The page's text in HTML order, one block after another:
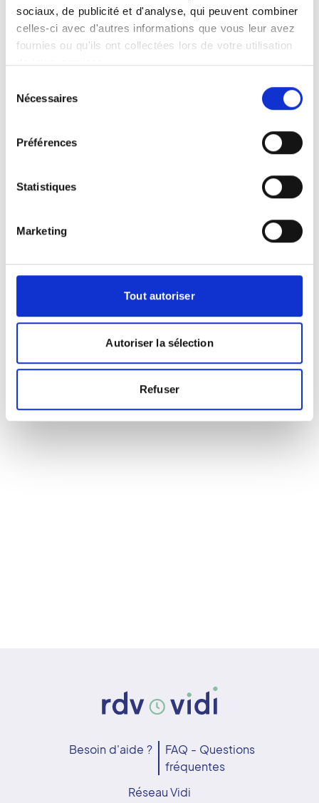
sociaux, de publicité et d'analyse, qui peuvent combiner
celles-ci avec d'autres informations que vous leur avez
fournies ou qu'ils ont collectées lors de votre utilisation
de leurs services.
Nécessaires
Préférences
Statistiques
Marketing
Tout autoriser
Autoriser la sélection
Refuser
Photographies
Besoin d'aide ?
FAQ - Questions
fréquentes
Réseau Vidi